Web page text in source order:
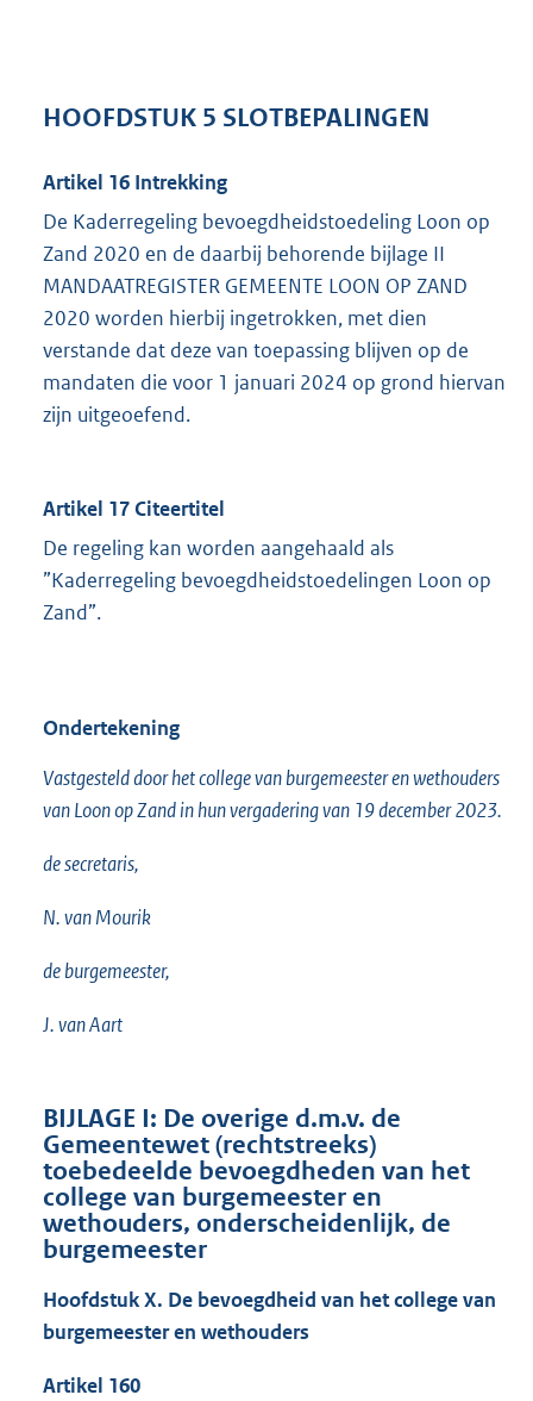
HOOFDSTUK 5 SLOTBEPALINGEN
Artikel 16 Intrekking
De Kaderregeling bevoegdheidstoedeling Loon op
Zand 2020 en de daarbij behorende bijlage II
MANDAATREGISTER GEMEENTE LOON OP ZAND
2020 worden hierbij ingetrokken, met dien
verstande dat deze van toepassing blijven op de
mandaten die voor 1 januari 2024 op grond hiervan
zijn uitgeoefend.
Artikel 17 Citeertitel
De regeling kan worden aangehaald als
”Kaderregeling bevoegdheidstoedelingen Loon op
Zand”.
Ondertekening
Vastgesteld door het college van burgemeester en wethouders
van Loon op Zand in hun vergadering van 19 december 2023.
de secretaris,
N. van Mourik
de burgemeester,
J. van Aart
BIJLAGE I: De overige d.m.v. de
Gemeentewet (rechtstreeks)
toebedeelde bevoegdheden van het
college van burgemeester en
wethouders, onderscheidenlijk, de
burgemeester
Hoofdstuk X. De bevoegdheid van het college van
burgemeester en wethouders
Artikel 160